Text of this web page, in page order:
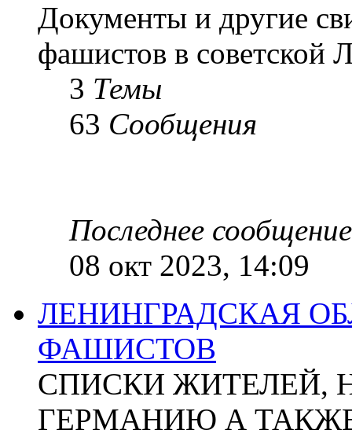
Документы и другие
фашистов в советской
3 Темы
63 Сообщения
Последнее сообщение
08 окт 2023, 14:09
ЛЕНИНГРАДСКАЯ
ФАШИСТОВ
СПИСКИ ЖИТЕЛЕЙ,
ГЕРМАНИЮ А